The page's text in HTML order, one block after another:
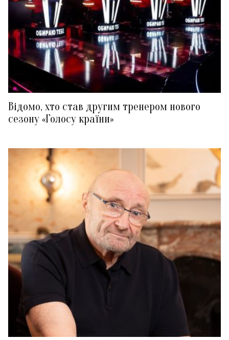
Відомо, хто став другим тренером нового
сезону «Голосу країни»